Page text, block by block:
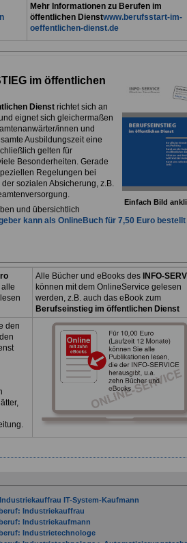
Mehr Informationen zu Berufen im
öffentlichen Dienstwww.berufsstart-im-
oeffentlichen-dienst.de
Einfach Bild
im öffentlichen
Dienst richtet sich an
eignet sich gleichermaßen
innen und
Ausbildungszeit eine
gelten für
Besonderheiten. Gerade
Regelungen bei
sozialen Absicherung, z.B.
und übersichtlich
kann als OnlineBuchfür 7,50 Euro bestellt
Alle Bücher und eBooks des INFO-
können mit dem OnlineService gelesen
werden, z.B. auch das eBook zum
Berufseinstieg im öffentlichen Dienst
den
IT-System-Kaufmann
Industriekauffrau
Industriekaufmann
Industrietechnologe